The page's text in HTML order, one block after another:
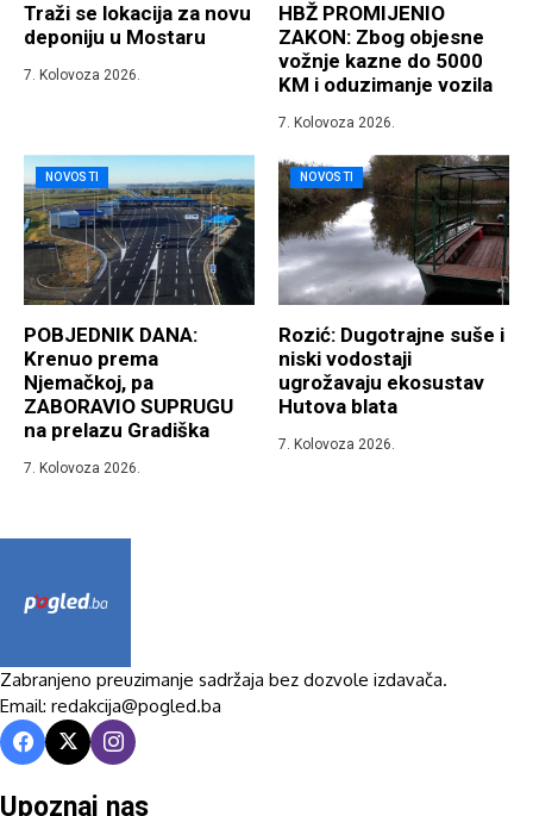
Traži se lokacija za novu
deponiju u Mostaru
7. Kolovoza 2026.
HBŽ PROMIJENIO
ZAKON: Zbog objesne
vožnje kazne do 5000
KM i oduzimanje vozila
7. Kolovoza 2026.
NOVOSTI
POBJEDNIK DANA:
Krenuo prema
Njemačkoj, pa
ZABORAVIO SUPRUGU
na prelazu Gradiška
7. Kolovoza 2026.
NOVOSTI
Rozić: Dugotrajne suše i
niski vodostaji
ugrožavaju ekosustav
Hutova blata
7. Kolovoza 2026.
Zabranjeno preuzimanje sadržaja bez dozvole izdavača.
Email: redakcija@pogled.ba
Upoznaj nas